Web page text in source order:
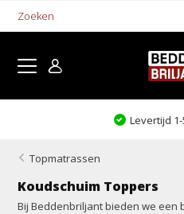
Levertijd
Topmatrassen
Koudschuim Toppers
Bij Beddenbriljant bieden we een